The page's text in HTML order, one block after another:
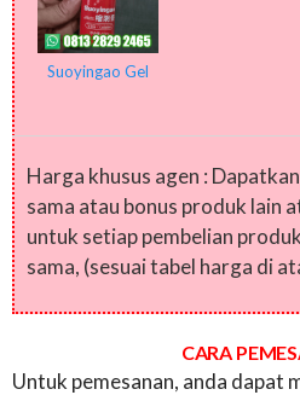
Suoyingao Gel
Harga khusus agen :
sama atau bonus produk lain
untuk setiap pembelian
sama, (sesuai tabel harga di
CARA
Untuk pemesanan, anda dapat